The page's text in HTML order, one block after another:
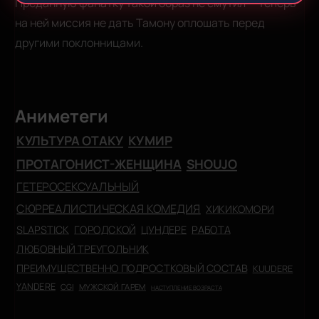
на ней миссия не дать Тамону оплошать перед
другими поклонницами.
Аниметеги
КУЛЬТУРА ОТАКУ КУМИР
ПРОТАГОНИСТ-ЖЕНЩИНА SHOUJO
ГЕТЕРОСЕКСУАЛЬНЫЙ
СЮРРЕАЛИСТИЧЕСКАЯ КОМЕДИЯ ХИКИКОМОРИ
SLAPSTICK ГОРОДСКОЙ ЦУНДЕРЕ РАБОТА
ЛЮБОВНЫЙ ТРЕУГОЛЬНИК
ПРЕИМУЩЕСТВЕННО ПОДРОСТКОВЫЙ СОСТАВ KUUDERE
YANDERE CGI МУЖСКОЙ ГАРЕМ НАСТУПЛЕНИЕ ВОЗРАСТА